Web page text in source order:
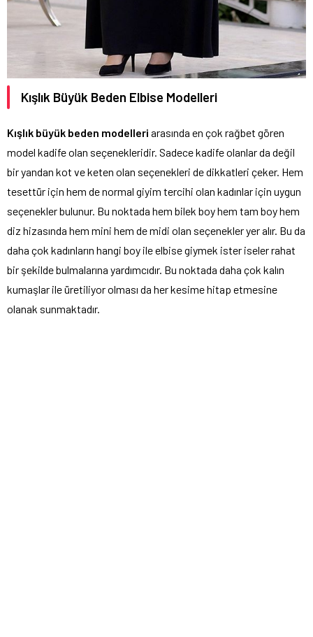
Kışlık Büyük Beden Elbise Modelleri
Kışlık büyük beden modelleri arasında en çok rağbet gören
model kadife olan seçenekleridir. Sadece kadife olanlar da değil
bir yandan kot ve keten olan seçenekleri de dikkatleri çeker. Hem
tesettür için hem de normal giyim tercihi olan kadınlar için uygun
seçenekler bulunur. Bu noktada hem bilek boy hem tam boy hem
diz hizasında hem mini hem de midi olan seçenekler yer alır. Bu da
daha çok kadınların hangi boy ile elbise giymek ister iseler rahat
bir şekilde bulmalarına yardımcıdır. Bu noktada daha çok kalın
kumaşlar ile üretiliyor olması da her kesime hitap etmesine
olanak sunmaktadır.